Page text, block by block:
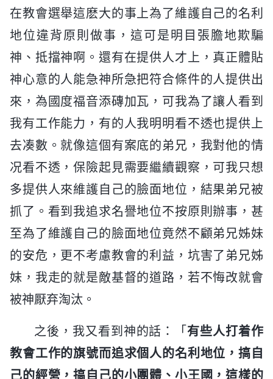
在教會選舉這麽大的事上為了維護自己的名利
地位違背原則做事，這可是明目張膽地欺騙
神、抵擋神啊。還有在提供人才上，真正體貼
神心意的人能急神所急把符合條件的人提供出
來，為國度福音添磚加瓦，可我為了讓人看到
我有工作能力，有的人我明明看不透也提供上
去凑數。就像這個有案底的弟兄，我對他的情
况看不透，保險起見需要繼續觀察，可我只想
多提供人來維護自己的臉面地位，結果弟兄被
抓了。看到我追求名譽地位不按原則辦事，甚
至為了維護自己的臉面地位竟然不顧弟兄姊妹
的安危，更不考慮教會的利益，坑害了弟兄姊
妹，我走的就是敵基督的道路，若不悔改就會
被神厭弃淘汰。
之後，我又看到神的話：「 有些人打着作
教會工作的旗號而追求個人的名利地位，搞自
己的經營，搞自己的小團體、小王國，這樣的